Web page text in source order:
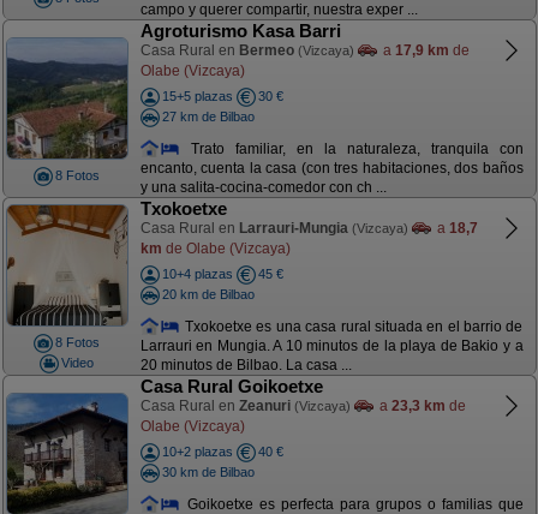
campo y querer compartir, nuestra exper ...
8 Fotos
Agroturismo Kasa Barri
Casa Rural en Bermeo (Vizcaya) a 17,9 km de
Olabe (Vizcaya)
15+5 plazas
30 €
27 km de Bilbao
Trato familiar, en la naturaleza, tranquila con
encanto, cuenta la casa (con tres habitaciones, dos baños
y una salita-cocina-comedor con ch ...
8 Fotos
Video
Txokoetxe
Casa Rural en Larrauri-Mungia (Vizcaya) a 18,7
km de Olabe (Vizcaya)
10+4 plazas
45 €
20 km de Bilbao
Txokoetxe es una casa rural situada en el barrio de
Larrauri en Mungia. A 10 minutos de la playa de Bakio y a
20 minutos de Bilbao. La casa ...
Casa Rural Goikoetxe
Casa Rural en Zeanuri (Vizcaya) a 23,3 km de
Olabe (Vizcaya)
10+2 plazas
40 €
30 km de Bilbao
Goikoetxe es perfecta para grupos o familias que